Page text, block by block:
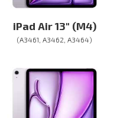
iPad Air 13″ (M4)
(A3461, A3462, A3464)